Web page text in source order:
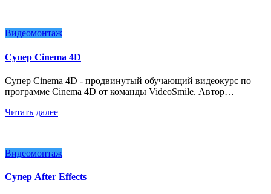
Видеомонтаж
Супер Cinema 4D
Супер Cinema 4D - продвинутый обучающий видеокурс по
программе Cinema 4D от команды VideoSmile. Автор…
Читать далее
Видеомонтаж
Супер After Effects